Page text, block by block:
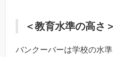
＜教育水準の高さ＞
バンクーバーは学校の水